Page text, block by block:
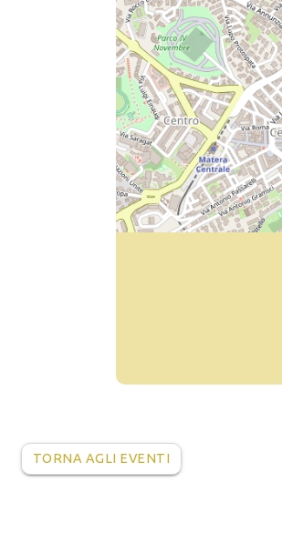
TORNA AGLI EVENTI